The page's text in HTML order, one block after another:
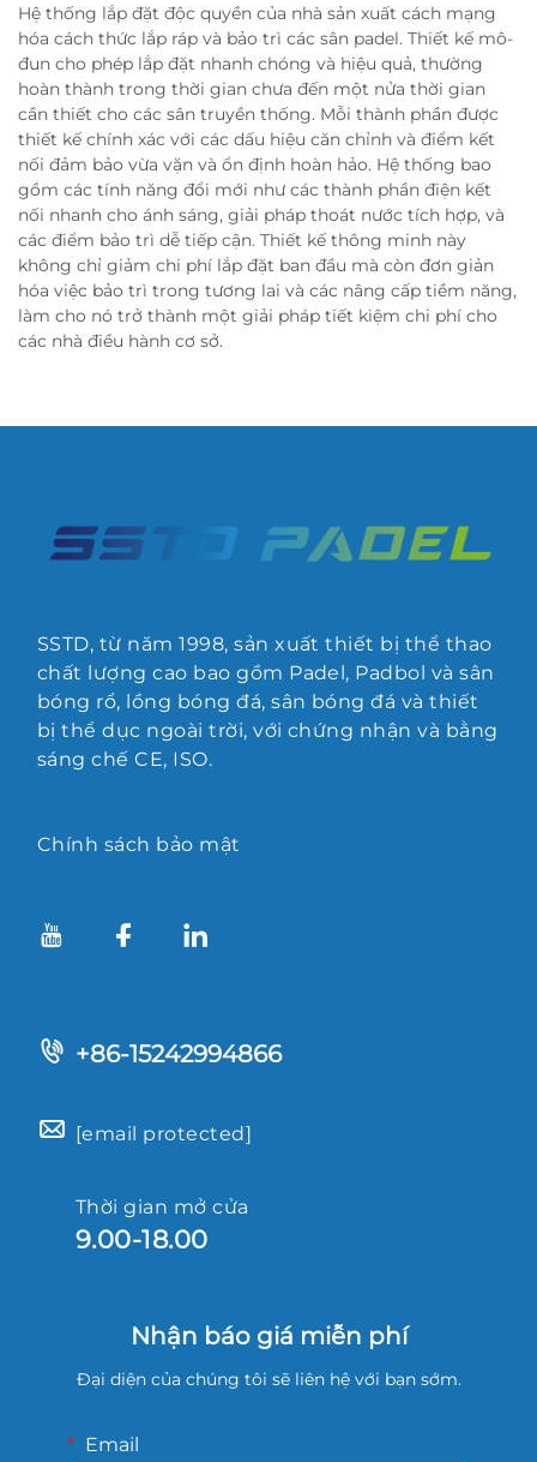
Hệ thống lắp đặt độc quyền của nhà sản xuất cách mạng
hóa cách thức lắp ráp và bảo trì các sân padel. Thiết kế mô-
đun cho phép lắp đặt nhanh chóng và hiệu quả, thường
hoàn thành trong thời gian chưa đến một nửa thời gian
cần thiết cho các sân truyền thống. Mỗi thành phần được
thiết kế chính xác với các dấu hiệu căn chỉnh và điểm kết
nối đảm bảo vừa vặn và ổn định hoàn hảo. Hệ thống bao
gồm các tính năng đổi mới như các thành phần điện kết
nối nhanh cho ánh sáng, giải pháp thoát nước tích hợp, và
các điểm bảo trì dễ tiếp cận. Thiết kế thông minh này
không chỉ giảm chi phí lắp đặt ban đầu mà còn đơn giản
hóa việc bảo trì trong tương lai và các nâng cấp tiềm năng,
làm cho nó trở thành một giải pháp tiết kiệm chi phí cho
các nhà điều hành cơ sở.
SSTD, từ năm 1998, sản xuất thiết bị thể thao
chất lượng cao bao gồm Padel, Padbol và sân
bóng rổ, lồng bóng đá, sân bóng đá và thiết
bị thể dục ngoài trời, với chứng nhận và bằng
sáng chế CE, ISO.
Chính sách bảo mật
+86-15242994866
[email protected]
Thời gian mở cửa
9.00-18.00
Nhận báo giá miễn phí
Đại diện của chúng tôi sẽ liên hệ với bạn sớm.
Email